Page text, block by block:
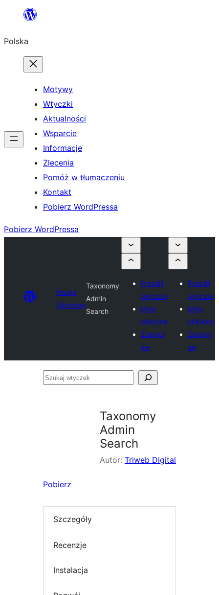
Przejdź
treści
Polska
Motywy
Wtyczki
Aktualności
Wsparcie
Informacje
Zlecenia
Pomóż w tłumaczeniu
Kontakt
Pobierz WordPressa
Pobierz WordPressa
Plugin
Directory
Taxonomy
Admin
Search
Prześlij
wtyczkę
Moje
ulubione
Zaloguj
się
Prześlij
wtyczkę
Moje
ulubione
Zaloguj
się
Szukaj
Taxonomy
Admin
Search
Autor: Triweb Digital
Pobierz
Szczegóły
Recenzje
Instalacja